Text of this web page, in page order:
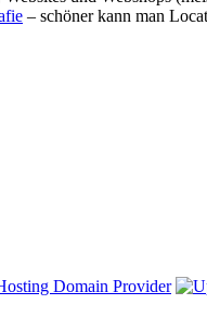
– schöner kann man